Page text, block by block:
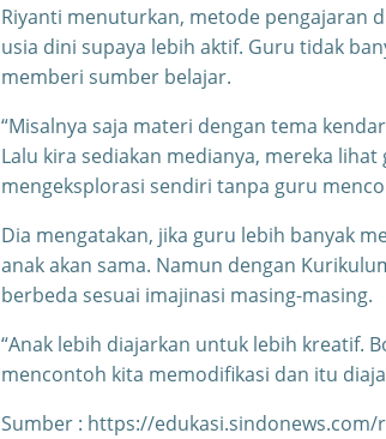
Riyanti menuturkan, metode pengajaran
usia dini supaya lebih aktif. Guru tidak
memberi sumber belajar.
“Misalnya saja materi dengan tema
Lalu kira sediakan medianya, mereka
mengeksplorasi sendiri tanpa guru
Dia mengatakan, jika guru lebih banyak
anak akan sama. Namun dengan
berbeda sesuai imajinasi masing-masing.
“Anak lebih diajarkan untuk lebih kreatif.
mencontoh kita memodifikasi dan itu
Sumber : https://